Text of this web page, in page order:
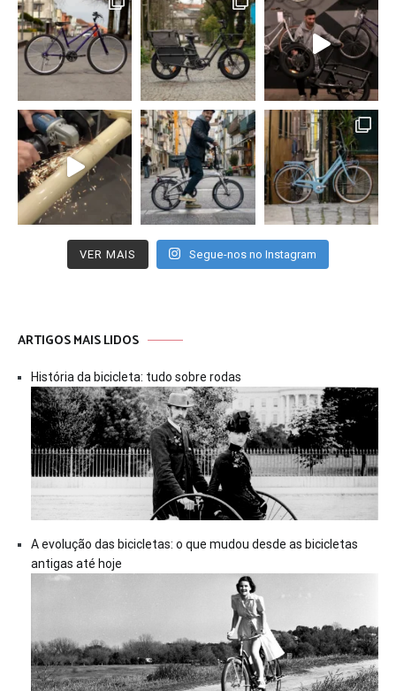
VER MAIS Segue-nos no Instagram
ARTIGOS MAIS LIDOS
História da bicicleta: tudo sobre rodas
A evolução das bicicletas: o que mudou desde as bicicletas
antigas até hoje